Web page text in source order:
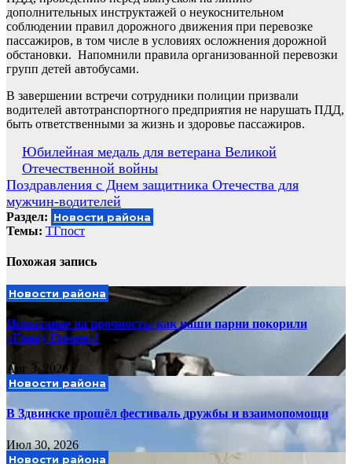
дополнительных инструктажей о неукоснительном
соблюдении правил дорожного движения при перевозке
пассажиров, в том числе в условиях осложнения дорожной
обстановки. Напомнили правила организованной перевозки
групп детей автобусами.
В завершении встречи сотрудники полиции призвали
водителей автотранспортного предприятия не нарушать ПДД,
быть ответственными за жизнь и здоровье пассажиров.
Навигация
по
записям
Юбилейная медаль для ветерана Великой
Отечественной войны
Поздравления с Днем защитника Отечества для
мужчин-водителей
Раздел: Новости района
Темы: ТГпост
Похожая запись
Новости района
Испытание на прочность: как наши парни покорили
«Гонку Героев»!
Авг 3, 2026
Новости района
В Здвинске прошёл фестиваль дружбы и взаимопомощи
Июл 30, 2026
Новости района